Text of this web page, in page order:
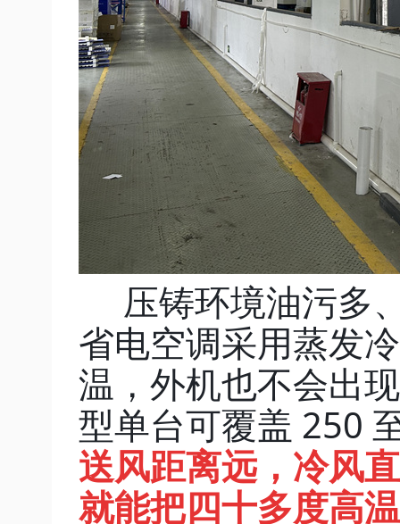
压铸环境油污多
省电空调采用蒸发
温，外机也不会出
型单台可覆盖 250
送风距离远，冷风
就能把四十多度高